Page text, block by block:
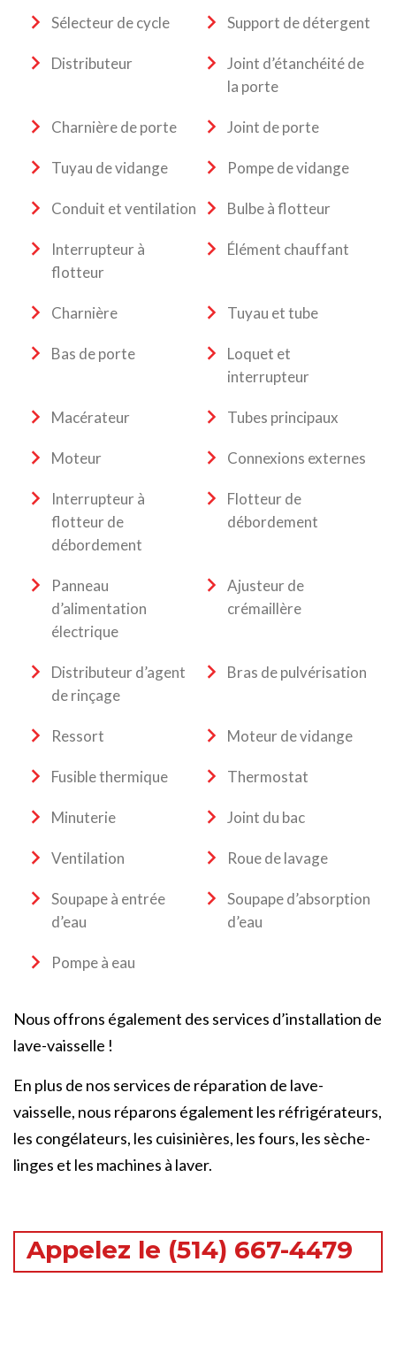
Sélecteur de cycle Support de détergent
Distributeur
Joint d’étanchéité de
la porte
Charnière de porte Joint de porte
Tuyau de vidange Pompe de vidange
Conduit et ventilation Bulbe à flotteur
Interrupteur à
flotteur
Élément chauffant
Charnière Tuyau et tube
Bas de porte
Loquet et
interrupteur
Macérateur Tubes principaux
Moteur Connexions externes
Interrupteur à
flotteur de
débordement
Flotteur de
débordement
Panneau
d’alimentation
électrique
Ajusteur de
crémaillère
Distributeur d’agent
de rinçage
Bras de pulvérisation
Ressort Moteur de vidange
Fusible thermique Thermostat
Minuterie Joint du bac
Ventilation Roue de lavage
Soupape à entrée
d’eau
Soupape d’absorption
d’eau
Pompe à eau
Nous offrons également des services d’installation de
lave-vaisselle !
En plus de nos services de réparation de lave-
vaisselle, nous réparons également les réfrigérateurs,
les congélateurs, les cuisinières, les fours, les sèche-
linges et les machines à laver.
Appelez le (514) 667-4479